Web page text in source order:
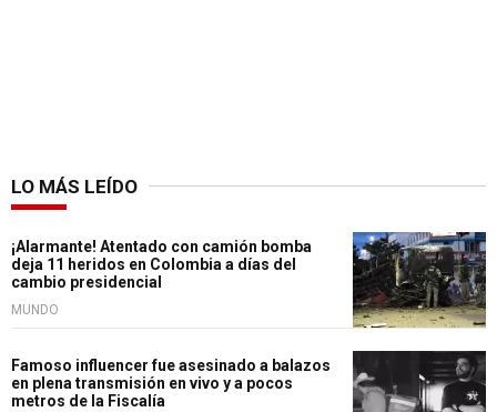
LO MÁS LEÍDO
¡Alarmante! Atentado con camión bomba
deja 11 heridos en Colombia a días del
cambio presidencial
MUNDO
Famoso influencer fue asesinado a balazos
en plena transmisión en vivo y a pocos
metros de la Fiscalía